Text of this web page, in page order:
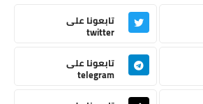
تابعونا على
twitter
تابعونا على
telegram